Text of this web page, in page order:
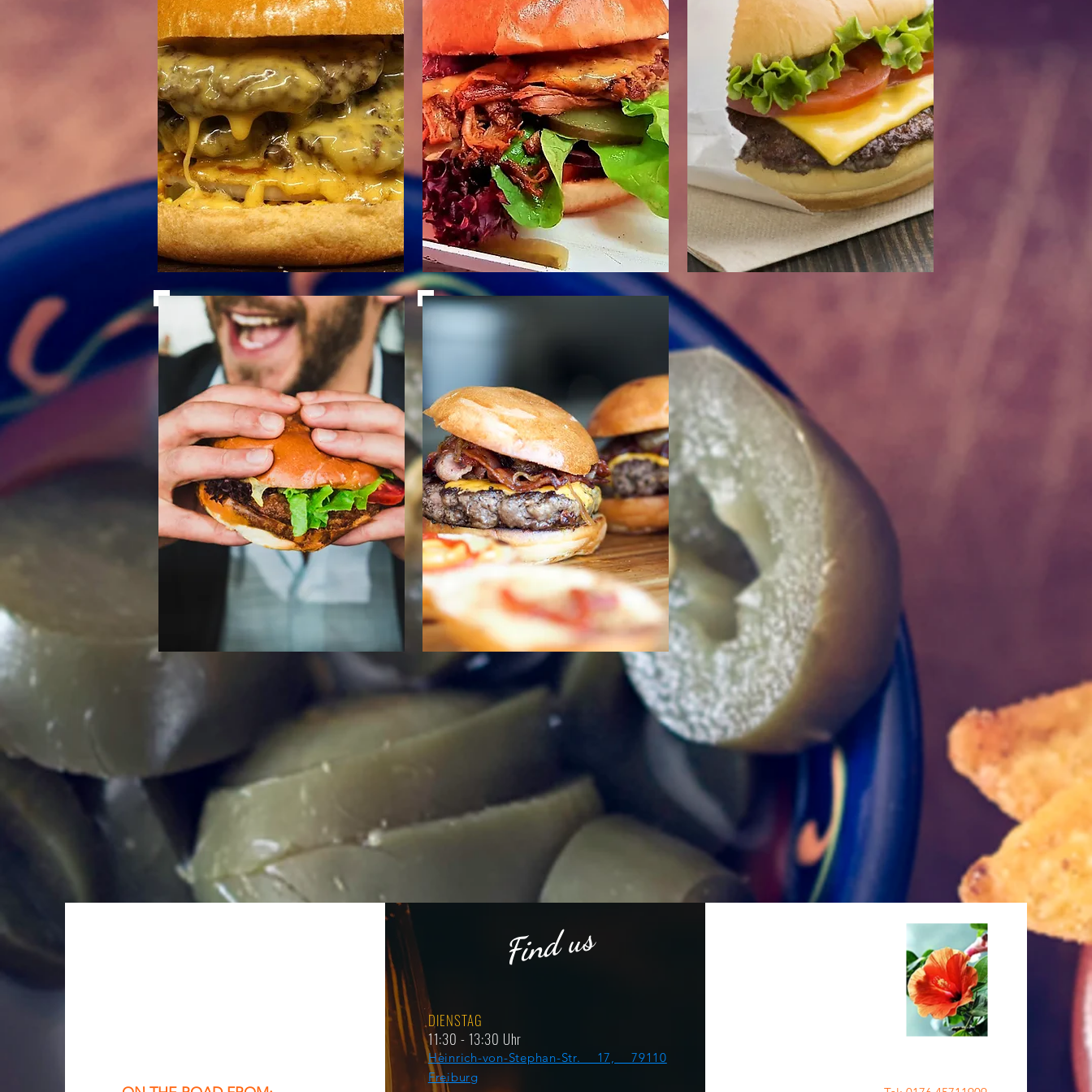
Find us
DIENSTAG
11:30 - 13:30 Uhr
Heinrich-von-Stephan-Str. 17, 79110
Freiburg